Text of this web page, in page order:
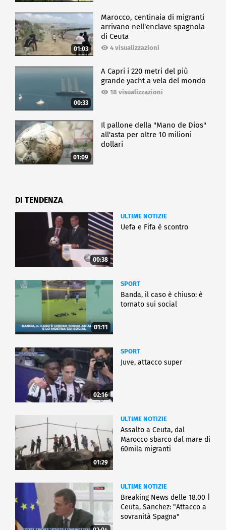
01:03
Marocco, centinaia di migranti
arrivano nell'enclave spagnola
di Ceuta
4 visualizzazioni
00:33
A Capri i 220 metri del più
grande yacht a vela del mondo
18 visualizzazioni
01:09
Il pallone della "Mano de Dios"
all'asta per oltre 10 milioni
dollari
DI TENDENZA
00:38
ULTIME NOTIZIE
Uefa e Fifa è scontro
01:11
SPORT
Banda, il caso è chiuso: è
tornato sui social
02:16
SPORT
Juve, attacco super
01:29
ULTIME NOTIZIE
Assalto a Ceuta, dal
Marocco sbarco dal mare di
60mila migranti
ULTIME NOTIZIE
Breaking News delle 18.00 |
Ceuta, Sanchez: "Attacco a
sovranità Spagna"